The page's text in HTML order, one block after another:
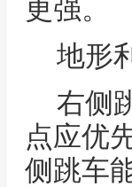
更强。
地形
右侧
点应优
侧跳车